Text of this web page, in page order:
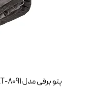
پتو برقی مدل LT-8091